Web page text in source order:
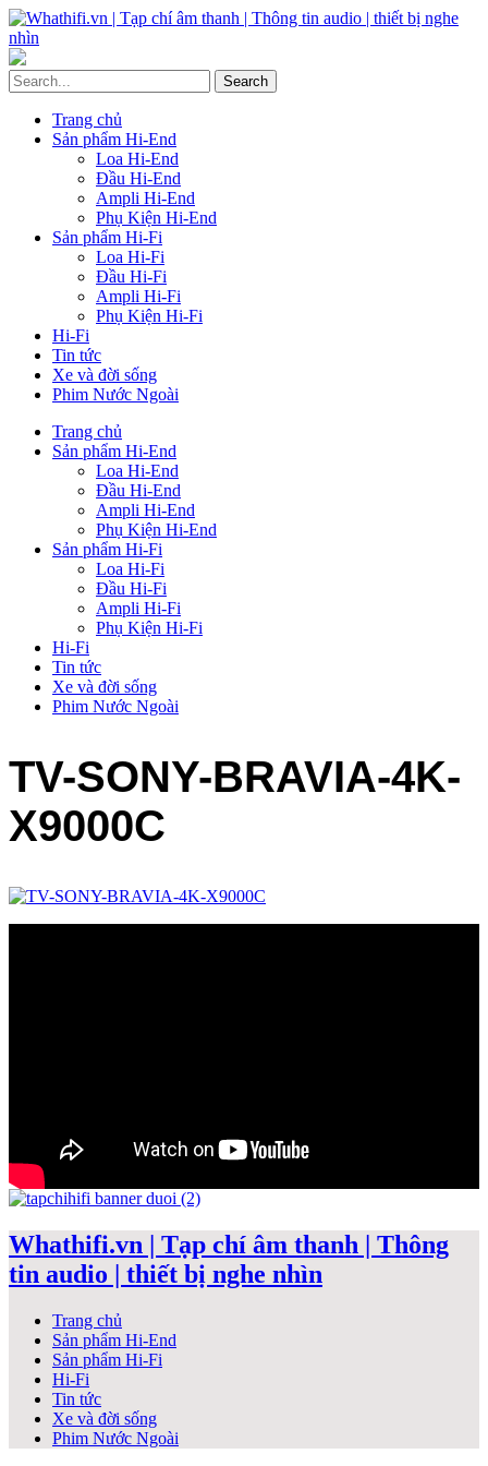
Trang chủ
Sản phẩm Hi-End
Loa Hi-End
Đầu Hi-End
Ampli Hi-End
Phụ Kiện Hi-End
Sản phẩm Hi-Fi
Loa Hi-Fi
Đầu Hi-Fi
Ampli Hi-Fi
Phụ Kiện Hi-Fi
Hi-Fi
Tin tức
Xe và đời sống
Phim Nước Ngoài
Trang chủ
Sản phẩm Hi-End
Loa Hi-End
Đầu Hi-End
Ampli Hi-End
Phụ Kiện Hi-End
Sản phẩm Hi-Fi
Loa Hi-Fi
Đầu Hi-Fi
Ampli Hi-Fi
Phụ Kiện Hi-Fi
Hi-Fi
Tin tức
Xe và đời sống
Phim Nước Ngoài
TV-SONY-BRAVIA-4K-
X9000C
Whathifi.vn | Tạp chí âm thanh | Thông
tin audio | thiết bị nghe nhìn
Trang chủ
Sản phẩm Hi-End
Sản phẩm Hi-Fi
Hi-Fi
Tin tức
Xe và đời sống
Phim Nước Ngoài